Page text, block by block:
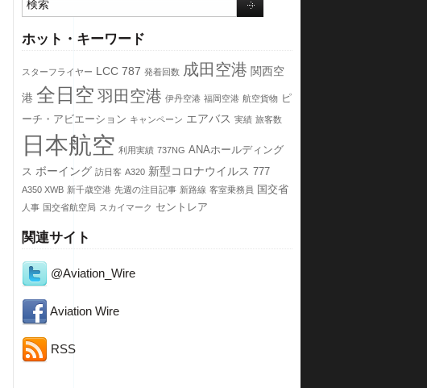
ホット・キーワード
スターフライヤー LCC 787 発着回数 成田空港 関西空
港 全日空 羽田空港 伊丹空港 福岡空港 航空貨物 ピ
ーチ・アビエーション キャンペーン エアバス 実績 旅客数
日本航空 利用実績 737NG ANAホールディング
ス ボーイング 訪日客 A320 新型コロナウイルス 777
A350 XWB 新千歳空港 先週の注目記事 新路線 客室乗務員 国交省
人事 国交省航空局 スカイマーク セントレア
関連サイト
@Aviation_Wire
Aviation Wire
RSS